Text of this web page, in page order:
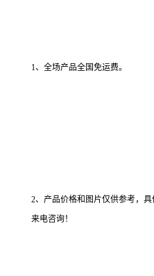
1、全场产品全国免运费。
2、产品价格和图片仅供参考，
来电咨询！